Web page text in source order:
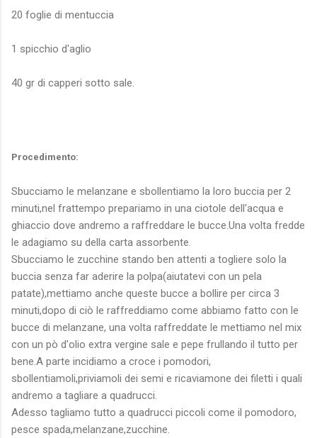
20 foglie di mentuccia
1 spicchio d'aglio
40 gr di capperi sotto sale.
Procedimento:
Sbucciamo le melanzane e sbollentiamo la loro buccia per 2
minuti,nel frattempo prepariamo in una ciotole dell'acqua e
ghiaccio dove andremo a raffreddare le bucce.Una volta fredde
le adagiamo su della carta assorbente.
Sbucciamo le zucchine stando ben attenti a togliere solo la
buccia senza far aderire la polpa(aiutatevi con un pela
patate),mettiamo anche queste bucce a bollire per circa 3
minuti,dopo di ciò le raffreddiamo come abbiamo fatto con le
bucce di melanzane, una volta raffreddate le mettiamo nel mix
con un pò d'olio extra vergine sale e pepe frullando il tutto per
bene.A parte incidiamo a croce i pomodori,
sbollentiamoli,priviamoli dei semi e ricaviamone dei filetti i quali
andremo a tagliare a quadrucci.
Adesso tagliamo tutto a quadrucci piccoli come il pomodoro,
pesce spada,melanzane,zucchine.